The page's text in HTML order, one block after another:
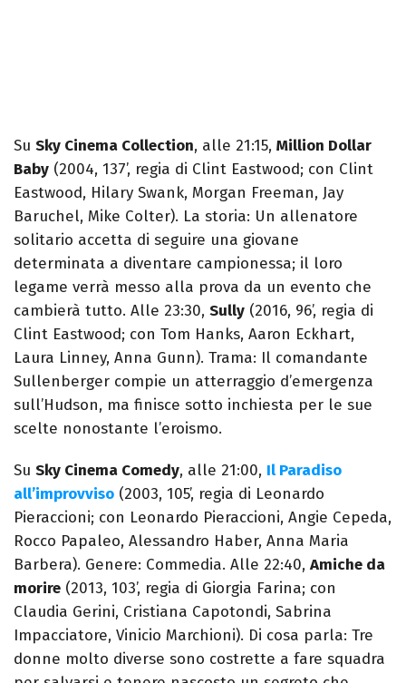
Su Sky Cinema Collection, alle 21:15, Million Dollar
Baby (2004, 137’, regia di Clint Eastwood; con Clint
Eastwood, Hilary Swank, Morgan Freeman, Jay
Baruchel, Mike Colter). La storia: Un allenatore
solitario accetta di seguire una giovane
determinata a diventare campionessa; il loro
legame verrà messo alla prova da un evento che
cambierà tutto. Alle 23:30, Sully (2016, 96’, regia di
Clint Eastwood; con Tom Hanks, Aaron Eckhart,
Laura Linney, Anna Gunn). Trama: Il comandante
Sullenberger compie un atterraggio d’emergenza
sull’Hudson, ma finisce sotto inchiesta per le sue
scelte nonostante l’eroismo.
Su Sky Cinema Comedy, alle 21:00, Il Paradiso
all’improvviso (2003, 105’, regia di Leonardo
Pieraccioni; con Leonardo Pieraccioni, Angie Cepeda,
Rocco Papaleo, Alessandro Haber, Anna Maria
Barbera). Genere: Commedia. Alle 22:40, Amiche da
morire (2013, 103’, regia di Giorgia Farina; con
Claudia Gerini, Cristiana Capotondi, Sabrina
Impacciatore, Vinicio Marchioni). Di cosa parla: Tre
donne molto diverse sono costrette a fare squadra